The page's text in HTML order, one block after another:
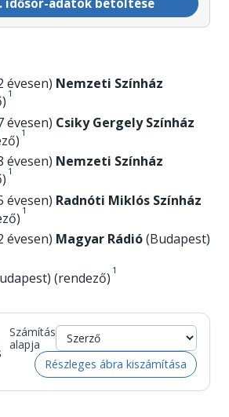
idősor-adatok betöltése
évesen) Nemzeti Színház
1
évesen) Csiky Gergely Színház
1
évesen) Nemzeti Színház
1
évesen) Radnóti Miklós Színház
1
évesen) Magyar Rádió(Budapest)
(rendező) 1
Számítás
alapja
Részleges ábra kiszámítása